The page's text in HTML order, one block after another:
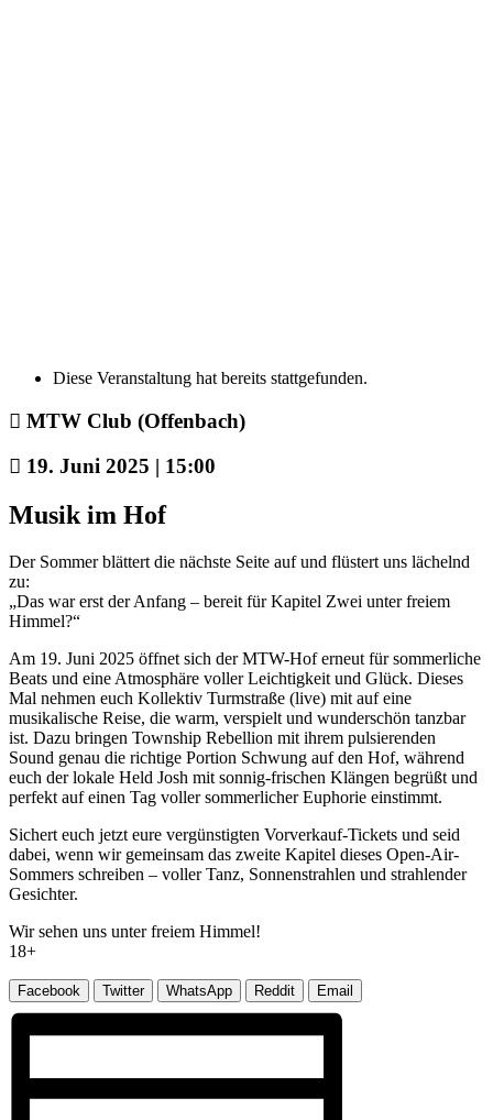
Diese Veranstaltung hat bereits stattgefunden.
MTW Club (Offenbach)
19. Juni 2025 | 15:00
Musik im Hof
Der Sommer blättert die nächste Seite auf und flüstert uns lächelnd
zu:
„Das war erst der Anfang – bereit für Kapitel Zwei unter freiem
Himmel?“
Am 19. Juni 2025 öffnet sich der MTW-Hof erneut für sommerliche
Beats und eine Atmosphäre voller Leichtigkeit und Glück. Dieses
Mal nehmen euch Kollektiv Turmstraße (live) mit auf eine
musikalische Reise, die warm, verspielt und wunderschön tanzbar
ist. Dazu bringen Township Rebellion mit ihrem pulsierenden
Sound genau die richtige Portion Schwung auf den Hof, während
euch der lokale Held Josh mit sonnig-frischen Klängen begrüßt und
perfekt auf einen Tag voller sommerlicher Euphorie einstimmt.
Sichert euch jetzt eure vergünstigten Vorverkauf-Tickets und seid
dabei, wenn wir gemeinsam das zweite Kapitel dieses Open-Air-
Sommers schreiben – voller Tanz, Sonnenstrahlen und strahlender
Gesichter.
Wir sehen uns unter freiem Himmel!
18+
Facebook Twitter WhatsApp Reddit Email